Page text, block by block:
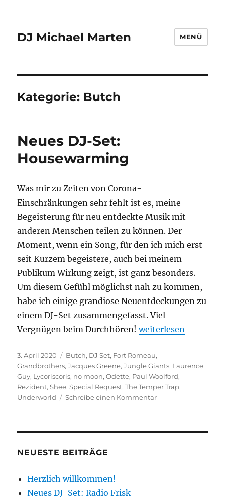
DJ Michael Marten MENÜ
Kategorie: Butch
Neues DJ-Set:
Housewarming
Was mir zu Zeiten von Corona-
Einschränkungen sehr fehlt ist es, meine
Begeisterung für neu entdeckte Musik mit
anderen Menschen teilen zu können. Der
Moment, wenn ein Song, für den ich mich erst
seit Kurzem begeistere, auch bei meinem
Publikum Wirkung zeigt, ist ganz besonders.
Um diesem Gefühl möglichst nah zu kommen,
habe ich einige grandiose Neuentdeckungen zu
einem DJ-Set zusammengefasst. Viel
Vergnügen beim Durchhören!„Neues DJ-Set:
weiterlesen
Veröffentlicht
am
3. April 2020 Kategorien
Butch, DJ Set, Fort Romeau,
Grandbrothers,Jacques Greene,Jungle Giants, Laurence
Guy, Lycoriscoris, no moon,Odette, Paul Woolford,
Rezident,Shee,Special Request,The Temper Trap,
Underworld
Schreibe einen Kommentarzu
NEUESTE BEITRÄGE
Herzlich willkommen!
Neues DJ-Set: Radio Frisk